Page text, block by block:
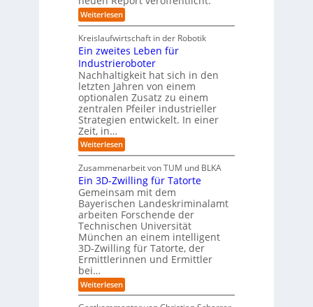
w
a
s
b
e
i
i
c
h
t
e
u
r
o
p
i
s
c
h
e
n
R
o
u
t
e
-
H
n
t
i
e
r
u
n
g
l
A
I
n
S
A
P
:
W
i
e
s
u
b
e
r
e
D
a
t
e
n
K
I
-
r
o
j
Weiterlesen:
T
e
n
d
A
I
-
R
e
p
r
t
S
i
n
k
e
n
d
e
s
C
b
e
r
Kreislaufwirtschaft in der Robotik
Ein zweites Leben für
Industrieroboter
Nachhaltigkeit hat sich in den
letzten Jahren von einem
optionalen Zusatz zu einem
zentralen Pfeiler industrieller
Strategien entwickelt. In einer
Zeit, in…
Weiterlesen:
E
n
z
w
e
i
t
e
s
L
e
e
n
Zusammenarbeit von TUM und BLKA
Ein 3D-Zwilling für Tatorte
Gemeinsam mit dem
Bayerischen Landeskriminalamt
arbeiten Forschende der
Technischen Universität
München an einem intelligent
3D-Zwilling für Tatorte, der
Ermittlerinnen und Ermittler
bei…
Weiterlesen:
E